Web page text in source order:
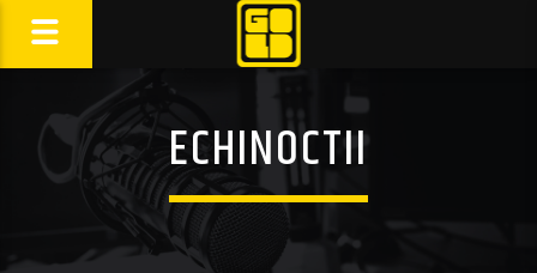
ECHINOCTII